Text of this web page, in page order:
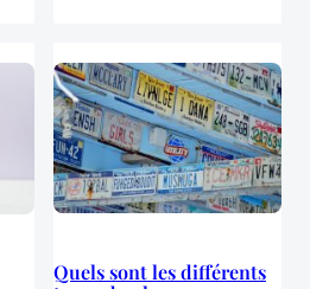
Quels sont les différents